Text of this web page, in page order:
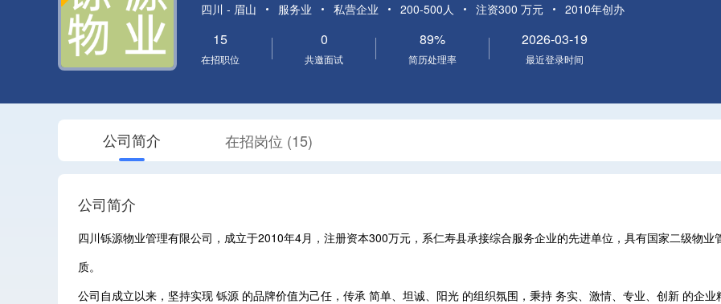
四川 - 眉山 服务业 私营企业 200-500人 注资300 万元 2010年创办
15
在招职位
0
共邀面试
89%
简历处理率
2026-03-19
最近登录时间
公司简介 在招岗位 (15)
公司简介
四川铄源物业管理有限公司，成立于2010年4月，注册资本300万元，系仁寿县承接综合服务企业的先进单位，具有国家二级物业
质。
公司自成立以来，坚持实现 铄源 的品牌价值为己任，传承 简单、坦诚、阳光 的组织氛围，秉持 务实、激情、专业、创新 的企业